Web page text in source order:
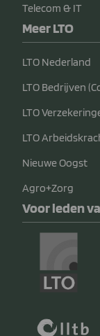
Telecom & IT
Meer LTO
LTO Nederland
LTO Bedrijven
LTO
LTO
Nieuwe Oogst
Agro+Zorg
Voor leden